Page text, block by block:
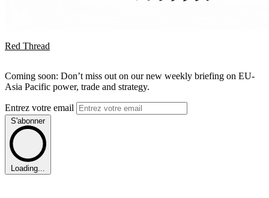
Red Thread
Coming soon: Don’t miss out on our new weekly briefing on EU-
Asia Pacific power, trade and strategy.
Entrez votre email
S'abonner
Loading...